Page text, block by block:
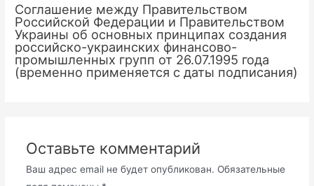
Соглашение между Правительством
Российской Федерации и Правительством
Украины об основных принципах создания
российско-украинских финансово-
промышленных групп от 26.07.1995 года
(временно применяется с даты подписания)
Оставьте комментарий
Ваш адрес email не будет опубликован. Обязательные